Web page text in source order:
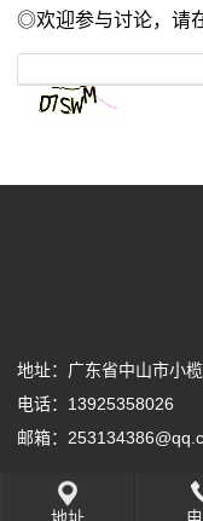
◎欢迎参与讨论，请
地址：广东省中山市小
电话：13925358026
邮箱：
Copyright